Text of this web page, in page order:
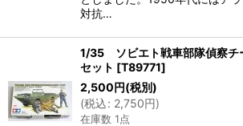
対抗…
1/35 ソビエト戦車部隊偵察チ
セット [T89771]
2,500円(税別)
(税込: 2,750円)
在庫数 1点